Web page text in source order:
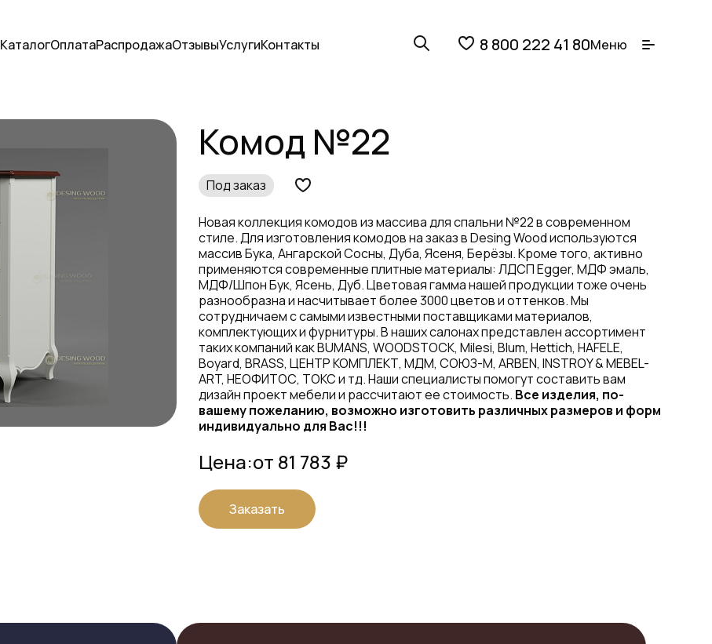
КаталогОплатаРаспродажаОтзывыУслугиКонтакты 8 800 222 41 80Меню
Комод №22
Под заказ
Новая коллекция комодов из массива для спальни №22 в современном
стиле. Для изготовления комодов на заказ в Desing Wood используются
массив Бука, Ангарской Сосны, Дуба, Ясеня, Берёзы. Кроме того, активно
применяются современные плитные материалы: ЛДСП Egger, МДФ эмаль,
МДФ/Шпон Бук, Ясень, Дуб. Цветовая гамма нашей продукции тоже очень
разнообразна и насчитывает более 3000 цветов и оттенков. Мы
сотрудничаем с самыми известными поставщиками материалов,
комплектующих и фурнитуры. В наших салонах представлен ассортимент
таких компаний как BUMANS, WOODSTOCK, Milesi, Blum, Hettich, HAFELE,
Boyard, BRASS, ЦЕНТР КОМПЛЕКТ, МДМ, СОЮЗ-М, ARBEN, INSTROY & MEBEL-
ART, НЕОФИТОС, ТОКС и тд. Наши специалисты помогут составить вам
дизайн проект мебели и рассчитают ее стоимость. Все изделия, по-
вашему пожеланию, возможно изготовить различных размеров и форм
индивидуально для Вас!!!
Цена:от 81 783 ₽
Заказать